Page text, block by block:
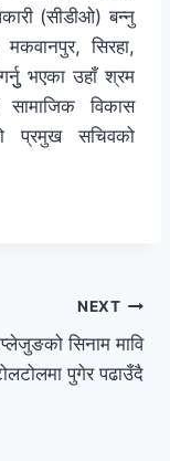
(सीडीओ) बन्नु
सिरहा,
भएका उहाँ श्रम
सामाजिक विकास
प्रमुख सचिवको
NEXT
सिनाम मावि
पुगेर पढाउँदै